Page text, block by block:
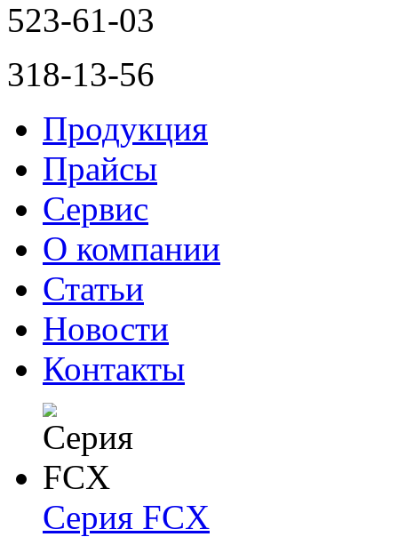
523-61-03
318-13-56
Продукция
Прайсы
Сервис
О компании
Статьи
Новости
Контакты
Серия FCX